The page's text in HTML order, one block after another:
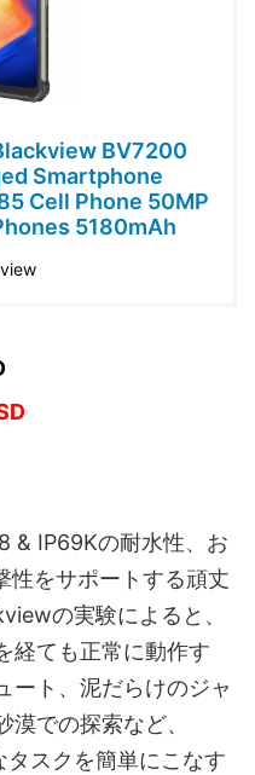
BV7200
Smartphone
Cell Phone 50MP
5180mAh
& IP69Kの耐水性、お
性をサポートする頑丈
の実験によると、
経ても正常に動作す
ート、泥だらけのジャ
での探索など、
スクを簡単にこなす